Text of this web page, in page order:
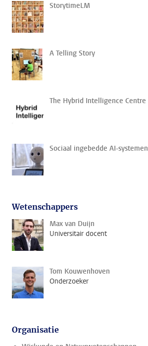
StorytimeLM
A Telling Story
The Hybrid Intelligence Centre
Sociaal ingebedde AI-systemen
Wetenschappers
Max van Duijn
Universitair docent
Tom Kouwenhoven
Onderzoeker
Organisatie